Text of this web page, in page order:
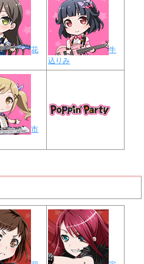
花
牛
込りみ
市